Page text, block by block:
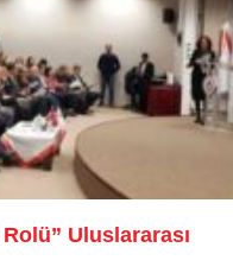
Uluslararası